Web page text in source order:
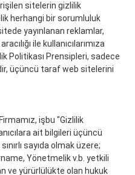
sitelerin gizlilik
herhangi bir sorumluluk
yayınlanan reklamlar,
ile kullanıcılarımıza
Politikası Prensipleri, sadece
üçüncü taraf web sitelerini
işbu "Gizlilik
ait bilgileri üçüncü
sayıda olmak üzere;
Yönetmelik v.b. yetkili
ve yürürlülükte olan hukuk